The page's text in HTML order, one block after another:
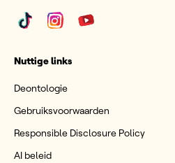
Nuttige links
Deontologie
Gebruiksvoorwaarden
Responsible Disclosure Policy
AI beleid